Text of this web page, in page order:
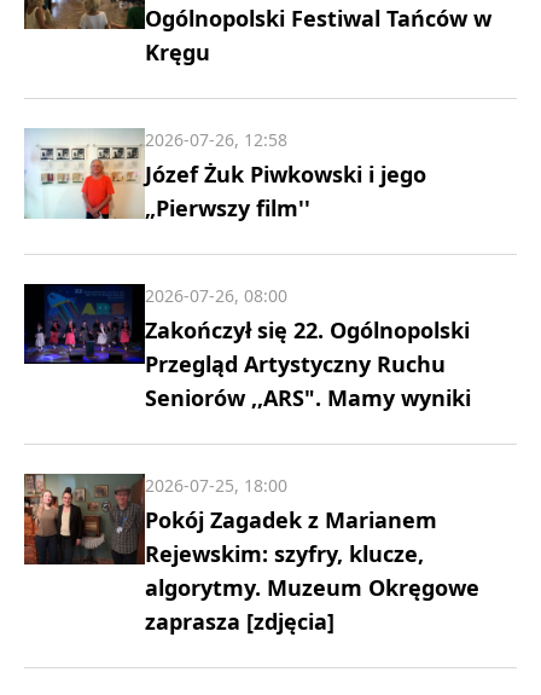
Ogólnopolski Festiwal Tańców w
Kręgu
Józef Żuk Piwkowski i jego
„Pierwszy film''
2026-07-26, 12:58
Zakończył się 22. Ogólnopolski
Przegląd Artystyczny Ruchu
Seniorów ,,ARS". Mamy wyniki
2026-07-26, 08:00
Pokój Zagadek z Marianem
Rejewskim: szyfry, klucze,
algorytmy. Muzeum Okręgowe
zaprasza [zdjęcia]
2026-07-25, 18:00